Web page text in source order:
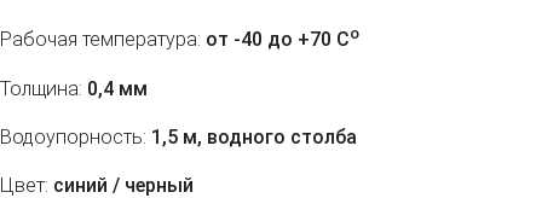
Рабочая температура: от -40 до +70 Co
Толщина: 0,4 мм
Водоупорность: 1,5 м, водного столба
Цвет: синий / черный